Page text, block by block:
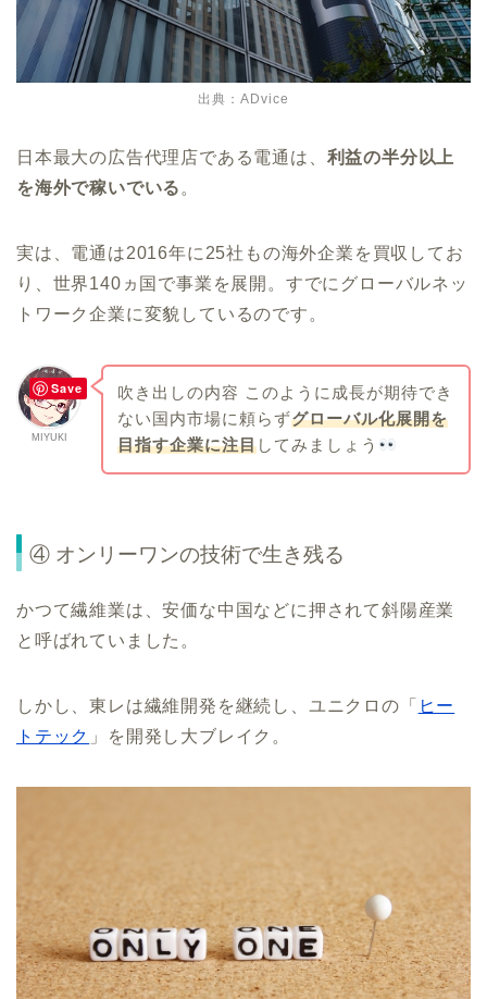
出典： ADvice
日本最大の広告代理店である電通は、 利益の半分以上
を海外で稼いでいる 。
実は、電通は2016年に25社もの海外企業を買収してお
り、世界140ヵ国で事業を展開。すでにグローバルネッ
トワーク企業に変貌しているのです。
MIYUKI
吹き出しの内容 このように成長が期待でき
ない国内市場に頼らずグローバル化展開を
目指す企業に注目してみましょう
④ オンリーワンの技術で生き残る
かつて繊維業は、安価な中国などに押されて斜陽産業
と呼ばれていました。
しかし、東レは繊維開発を継続し、ユニクロの「 ヒー
トテック 」を開発し大ブレイク。
Save